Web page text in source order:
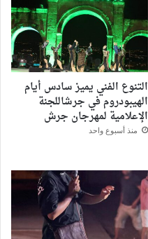
التنوع الفني يميز سادس أيام
الهيبودروم في جرشاللجنة
الإعلامية لمهرجان جرش
منذ أسبوع واحد